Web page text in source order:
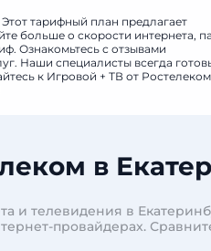
тарифный план предлагает
больше о скорости интернета,
Ознакомьтесь с отзывами
Наши специалисты всегда
к Игровой + ТВ от
в
и телевидения в
провайдерах.